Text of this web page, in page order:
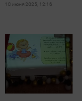
10 июня 2025, 12:16